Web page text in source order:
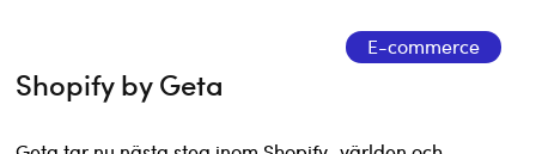
E-commerce
Shopify by Geta